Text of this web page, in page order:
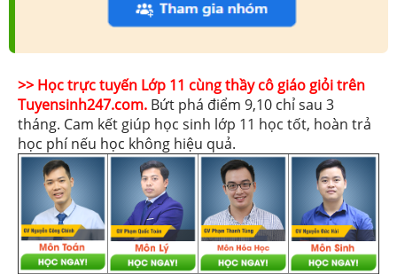
>> Học trực tuyến Lớp 11 cùng thầy cô giáo giỏi trên
Tuyensinh247.com. Bứt phá điểm 9,10 chỉ sau 3
tháng. Cam kết giúp học sinh lớp 11 học tốt, hoàn trả
học phí nếu học không hiệu quả.